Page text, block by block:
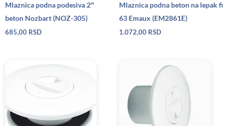
Mlaznica podna podesiva 2″
beton Nozbart (NOZ-305)
685,00 RSD
Mlaznica podna beton na lepak fi
63 Emaux (EM2861E)
1.072,00 RSD